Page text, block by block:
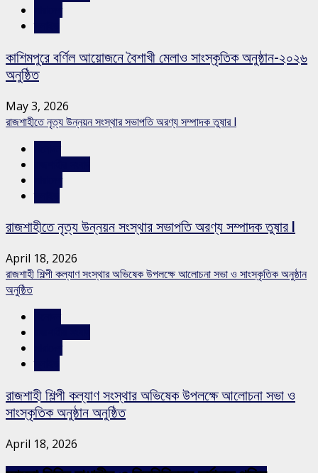
কাশিমপুরে বর্ণিল আয়োজনে বৈশাখী মেলাও সাংস্কৃতিক অনুষ্ঠান-২০২৬
অনুষ্ঠিত
May 3, 2026
রাজশাহীতে নৃত্য উন্নয়ন সংস্থার সভাপতি অরণ্য সম্পাদক তুষার l
রাজশাহীতে নৃত্য উন্নয়ন সংস্থার সভাপতি অরণ্য সম্পাদক তুষার l
April 18, 2026
রাজশাহী শিল্পী কল্যাণ সংস্থার অভিষেক উপলক্ষে আলোচনা সভা ও সাংস্কৃতিক অনুষ্ঠান
অনুষ্ঠিত
রাজশাহী শিল্পী কল্যাণ সংস্থার অভিষেক উপলক্ষে আলোচনা সভা ও
সাংস্কৃতিক অনুষ্ঠান অনুষ্ঠিত
April 18, 2026